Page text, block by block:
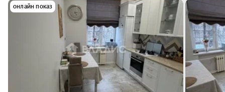
онлайн показ